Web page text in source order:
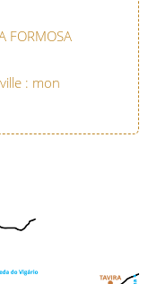
FORMOSA
: mon